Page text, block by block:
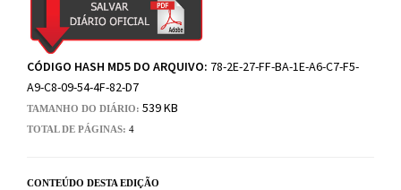
CÓDIGO HASH MD5 DO ARQUIVO: 78-2E-27-FF-BA-1E-A6-C7-F5-
A9-C8-09-54-4F-82-D7
TAMANHO DO DIÁRIO: 539 KB
TOTAL DE PÁGINAS: 4
CONTEÚDO DESTA EDIÇÃO